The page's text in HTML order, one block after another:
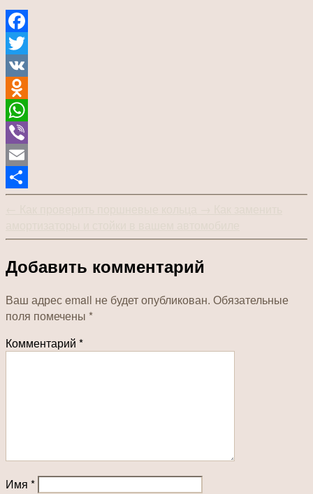
Facebook
Twitter
VK
Odnoklassniki
WhatsApp
Viber
Email
Отправить
Добавить комментарий
Ваш адрес email не будет опубликован. Обязательные
поля помечены *
Комментарий *
Имя *